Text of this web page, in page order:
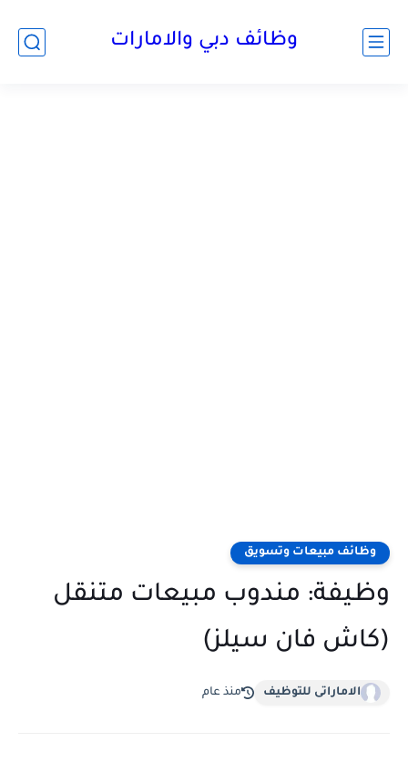
وظائف دبي والامارات
وظائف مبيعات وتسويق
وظيفة: مندوب مبيعات متنقل
(كاش فان سيلز)
الاماراتى للتوظيف منذ عام